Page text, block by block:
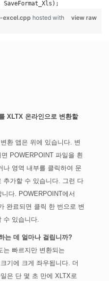
view raw
hosted with
XLTX 온라인으로 변환할
환 앱은 위에 있습니다. 변
POWERPOINT 파일을 흰
나 영역 내부를 클릭하여 문
추가할 수 있습니다. 그런 다
다. POWERPOINT에서
완료되면 클릭 한 번으로 변
수 있습니다.
는 데 얼마나 걸립니까?
는 빠르지만 변환되는
기에 크게 좌우됩니다. 더
은 단 몇 초 만에 XLTX로